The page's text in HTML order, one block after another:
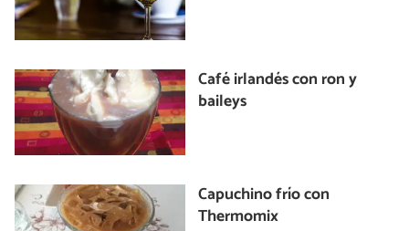
Café irlandés con ron y
baileys
Capuchino frío con
Thermomix